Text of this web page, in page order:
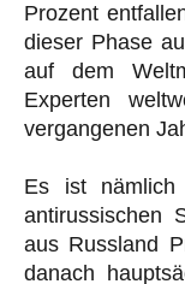
Prozent
dieser Phase
auf dem
Experten
vergangenen
Es ist
antirussischen
aus Russland
danach